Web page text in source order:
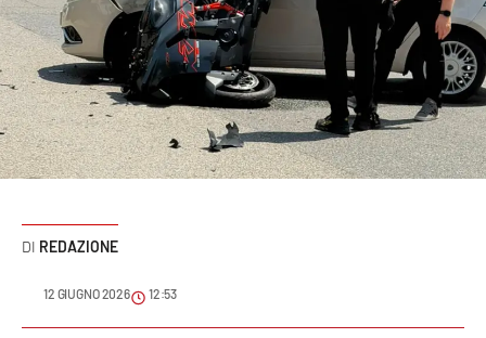
Italia Mondo
Sanità
Sport
Cultura
Podcast
Meteo
REDAZIONE
12 GIUGNO 2026 12:53